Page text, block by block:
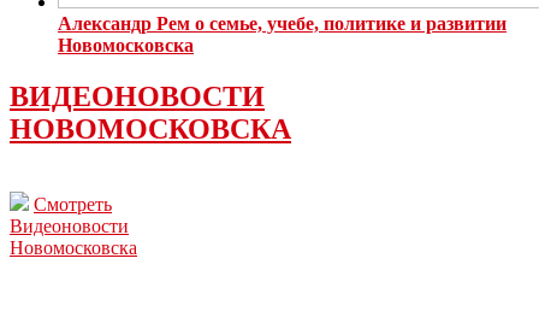
Александр Рем о семье, учебе, политике и развитии
Новомосковска
ВИДЕОНОВОСТИ
НОВОМОСКОВСКА
Смотреть
Видеоновости
Новомосковска